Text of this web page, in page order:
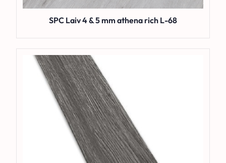
SPC Laiv 4 & 5 mm athena rich L-68